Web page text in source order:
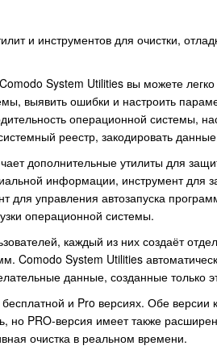
и инструментов для очистки,
System Utilities вы можете
выявить ошибки и настроить
операционной системы,
реестр, закодировать
дополнительные утилиты для
информации, инструмент для
управления автозапуска
операционной системы.
каждый из них создаёт
Comodo System Utilities
данные, созданные только
и Pro версиях. Обе версии
но PRO-версия имеет также
очистка в реальном времени.